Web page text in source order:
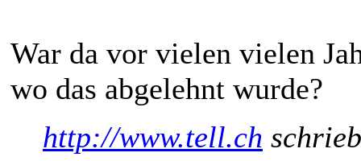
War da vor vielen vielen
wo das abgelehnt wurde?
http://www.tell.ch